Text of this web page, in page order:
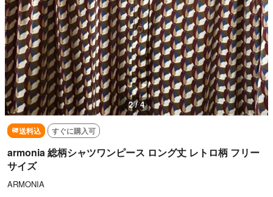
3 / 4
送料込 すぐに購入可
armonia 総柄シャツワンピース ロング丈 レトロ柄 フリー
サイズ
ARMONIA